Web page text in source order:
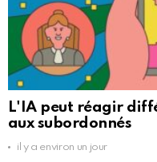
L'IA peut réagir
aux subordonnés
il y a environ un jour